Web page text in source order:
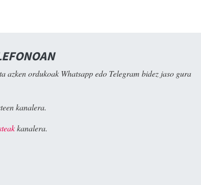
azken ordukoak Whatsapp edo Telegram bidez jaso gura
kanalera.
kanalera.